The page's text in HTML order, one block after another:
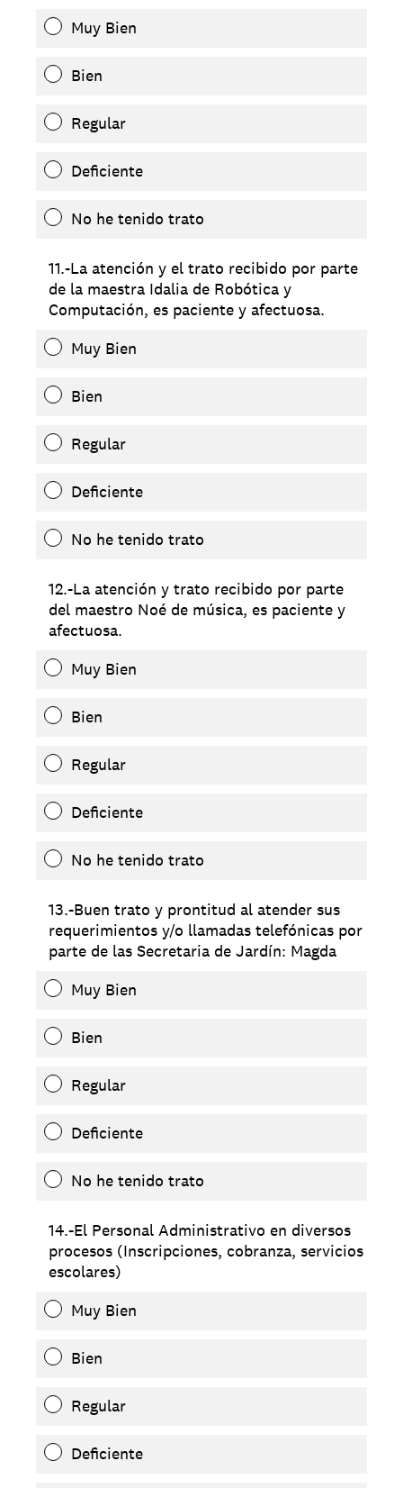
Muy Bien
Bien
Regular
Deficiente
No he tenido trato
11.-La atención y el trato recibido por parte
de la maestra Idalia de Robótica y
Computación, es paciente y afectuosa.
Muy Bien
Bien
Regular
Deficiente
No he tenido trato
12.-La atención y trato recibido por parte
del maestro Noé de música, es paciente y
afectuosa.
Muy Bien
Bien
Regular
Deficiente
No he tenido trato
13.-Buen trato y prontitud al atender sus
requerimientos y/o llamadas telefónicas por
parte de las Secretaria de Jardín: Magda
Muy Bien
Bien
Regular
Deficiente
No he tenido trato
14.-El Personal Administrativo en diversos
procesos (Inscripciones, cobranza, servicios
escolares)
Muy Bien
Bien
Regular
Deficiente